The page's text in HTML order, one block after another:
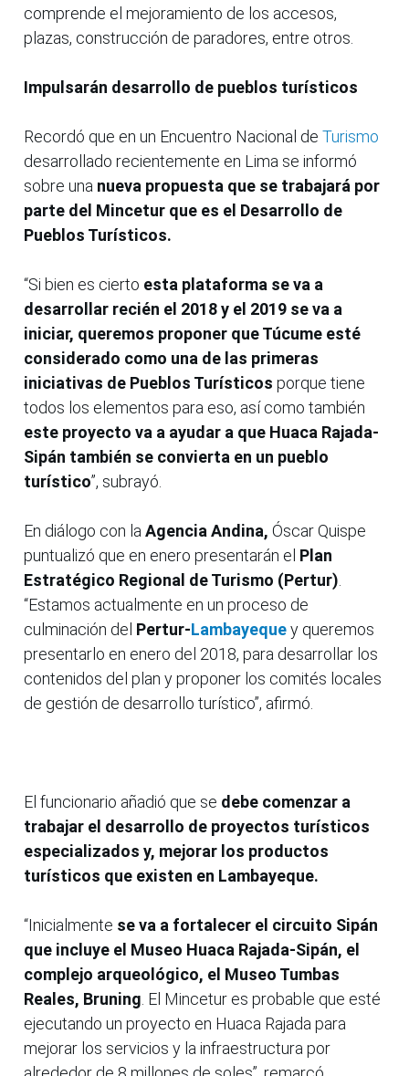
comprende el mejoramiento de los accesos,
plazas, construcción de paradores, entre otros.
Impulsarán desarrollo de pueblos turísticos
Recordó que en un Encuentro Nacional de Turismo
desarrollado recientemente en Lima se informó
sobre una nueva propuesta que se trabajará por
parte del Mincetur que es el Desarrollo de
Pueblos Turísticos.
“Si bien es cierto esta plataforma se va a
desarrollar recién el 2018 y el 2019 se va a
iniciar, queremos proponer que Túcume esté
considerado como una de las primeras
iniciativas de Pueblos Turísticos porque tiene
todos los elementos para eso, así como también
este proyecto va a ayudar a que Huaca Rajada-
Sipán también se convierta en un pueblo
turístico”, subrayó.
En diálogo con la Agencia Andina, Óscar Quispe
puntualizó que en enero presentarán el Plan
Estratégico Regional de Turismo (Pertur)
“Estamos actualmente en un proceso de
culminación del Pertur-Lambayequey queremos
presentarlo en enero del 2018, para desarrollar los
contenidos del plan y proponer los comités locales
de gestión de desarrollo turístico”, afirmó.
El funcionario añadió que se debe comenzar a
trabajar el desarrollo de proyectos turísticos
especializados y, mejorar los productos
turísticos que existen en Lambayeque.
“Inicialmente se va a fortalecer el circuito Sipán
que incluye el Museo Huaca Rajada-Sipán, el
complejo arqueológico, el Museo Tumbas
Reales, Bruning . El Mincetur es probable que esté
ejecutando un proyecto en Huaca Rajada para
mejorar los servicios y la infraestructura por